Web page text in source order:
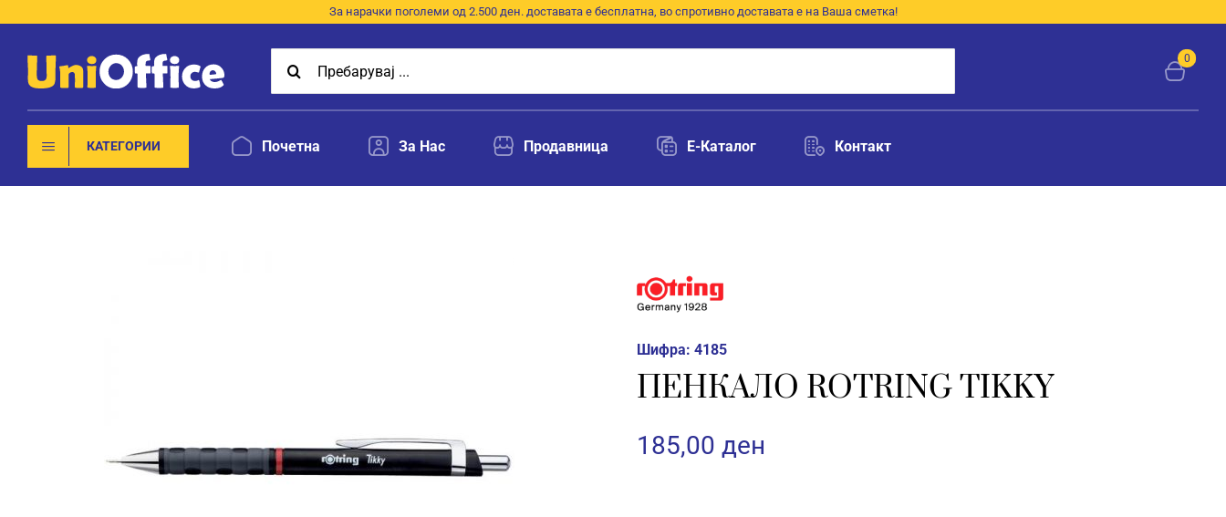
content
За нарачки поголеми од 2.500 ден. доставата е бесплатна, во спротивно доставата е на Ваша сметка!
0
КАТЕГОРИИ Почетна За Нас Продавница E-Каталог Контакт
Шифра: 4185
ПЕНКАЛО ROTRING TIKKY
185,00 ден